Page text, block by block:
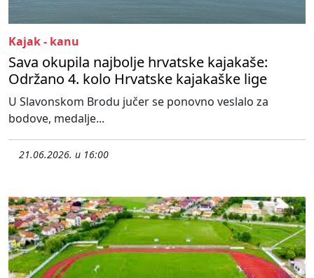
Kajak - kanu
Sava okupila najbolje hrvatske kajakaše:
Održano 4. kolo Hrvatske kajakaške lige
U Slavonskom Brodu jučer se ponovno veslalo za
bodove, medalje...
21.06.2026. u 16:00